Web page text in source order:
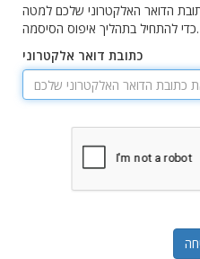
הדואר האלקטרוני שלכם למטה
כדי להתחיל בתהליך איפוס הסיסמה.
כתובת דואר אלקטרוני